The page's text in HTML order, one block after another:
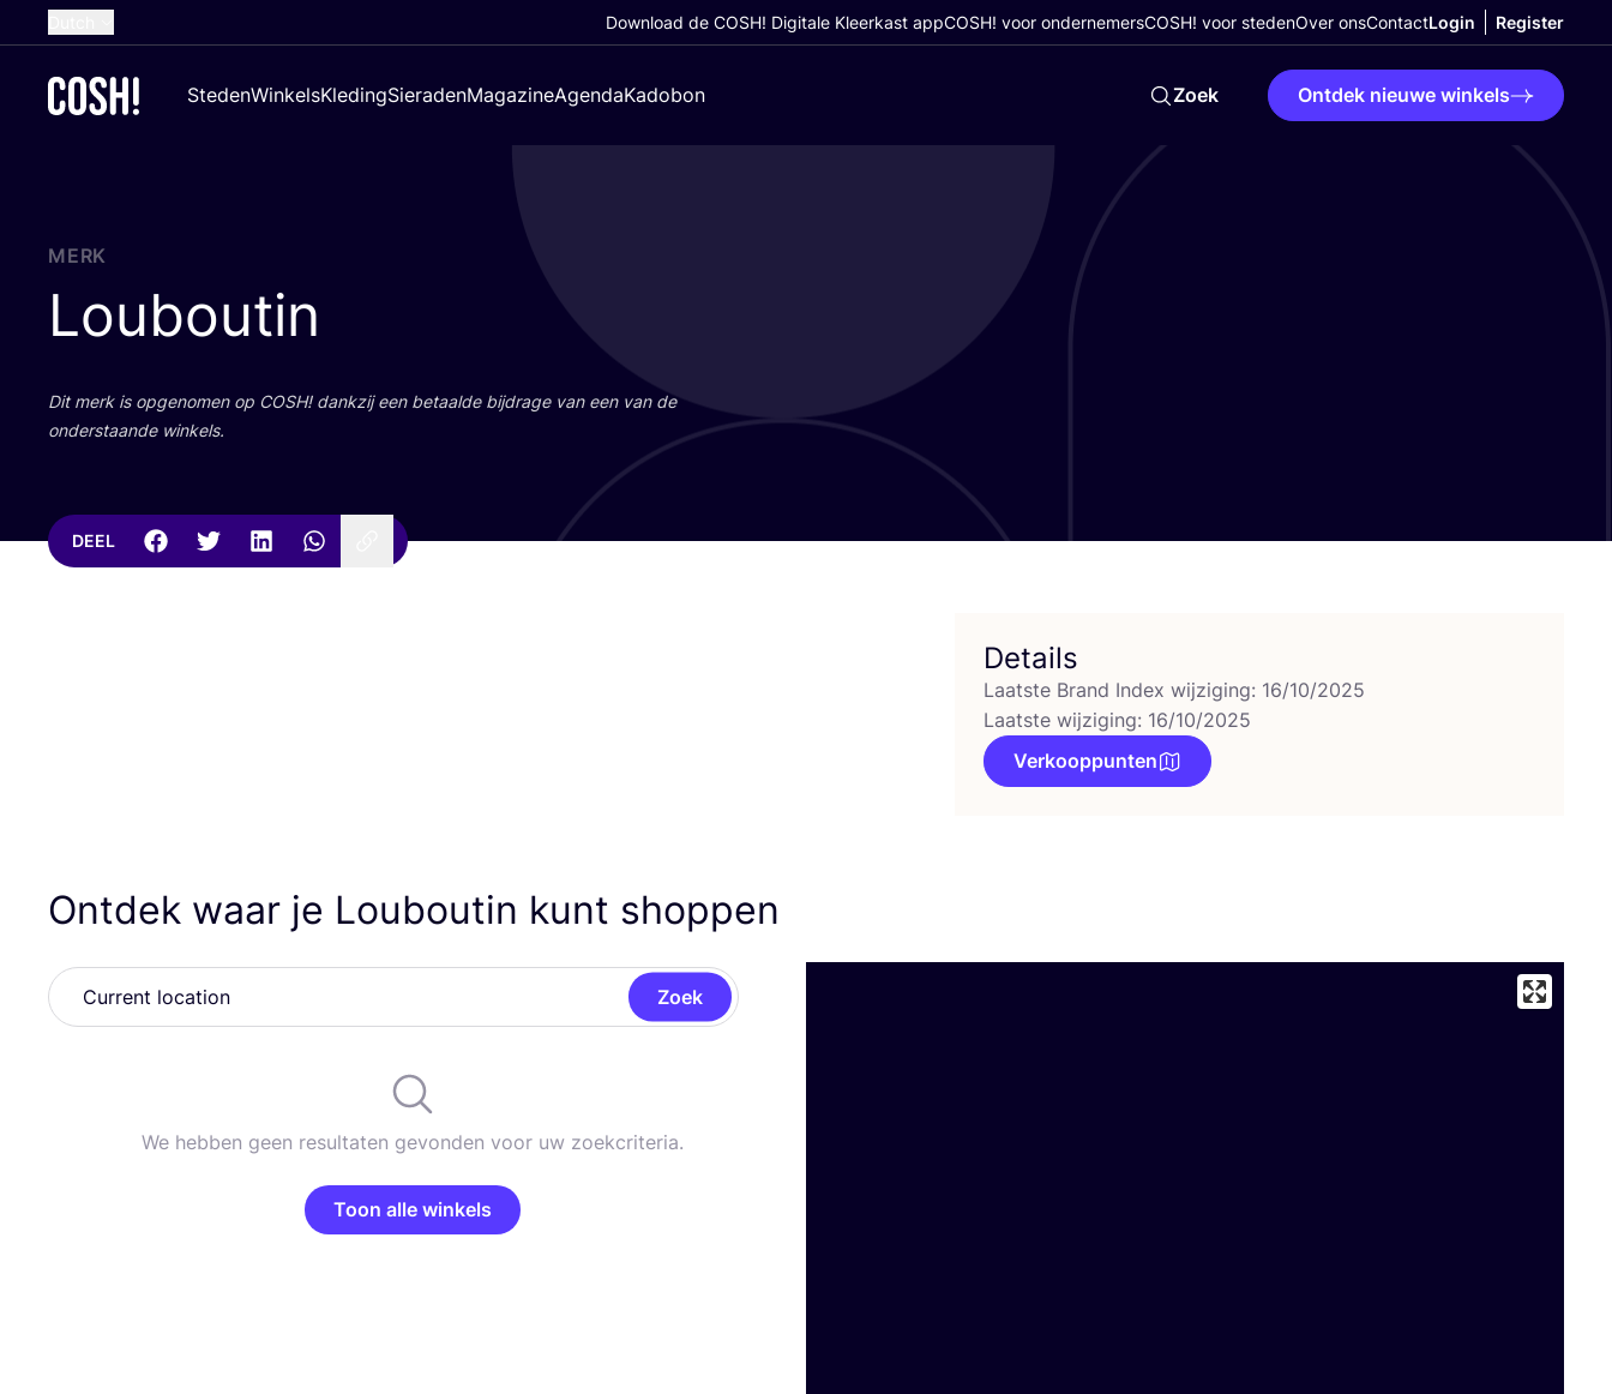
French
Croatian
Download de COSH! Digitale Kleerkast appCOSH! voor ondernemersCOSH! voor stedenOver onsContactLogin Register
StedenWinkelsKledingSieradenMagazineAgendaKadobon Zoek Ontdek nieuwe winkels
MERK
Louboutin
Dit merk is opge­no­men op COSH! dank­zij een betaal­de bij­dra­ge van een van de
onder­staan­de winkels.
DEEL
Details
Laatste Brand Index wijziging: 16/10/2025
Laatste wijziging: 16/10/2025
Verkooppunten
Ontdek waar je Louboutin kunt shoppen
Zoek
We hebben geen resultaten gevonden voor uw zoekcriteria.
Toon alle winkels